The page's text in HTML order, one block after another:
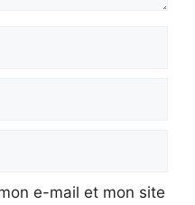
e-mail et mon site